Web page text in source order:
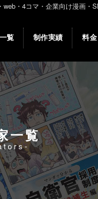
・4コマ・企業向け漫画
覧 制作実績 料金
一覧